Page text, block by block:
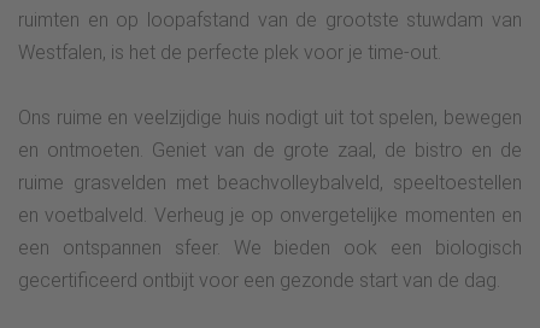
ruimten en op loopafstand van de grootste stuwdam van
Westfalen, is het de perfecte plek voor je time-out.
Ons ruime en veelzijdige huis nodigt uit tot spelen, bewegen
en ontmoeten. Geniet van de grote zaal, de bistro en de
ruime grasvelden met beachvolleybalveld, speeltoestellen
en voetbalveld. Verheug je op onvergetelijke momenten en
een ontspannen sfeer. We bieden ook een biologisch
gecertificeerd ontbijt voor een gezonde start van de dag.